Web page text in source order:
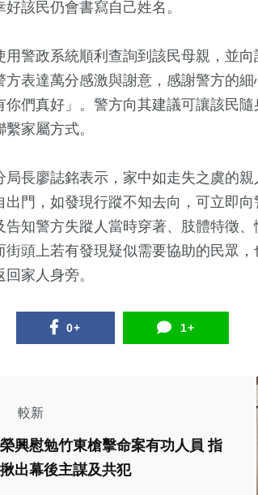
好該民仍會書寫自己姓名。
用警政系統順利查詢到該民母親，並
方表達萬分感激與謝意，感謝警方的
你們真好」。警方向其建議可讓該民
繫家屬方式。
局長廖誌銘表示，家中如走失之虞的
出門，如發現行蹤不知去向，可立即
告知警方失蹤人當時穿著、肢體特徵
街頭上若有發現疑似需要協助的民眾
回家人身旁。
0+ 1+
較新
興慰勉竹東槍擊命案有功人員 指
出幕後主謀及共犯
治 生活
馨五月感恩登場
健康及醫療
409+
熱門
演唱會 政治
5+
兩岸佛教文化交
816+
綜合